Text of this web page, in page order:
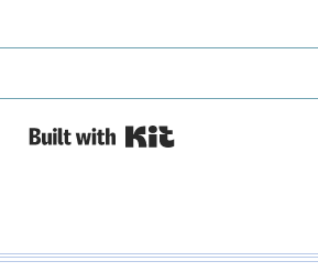
Built with Kit